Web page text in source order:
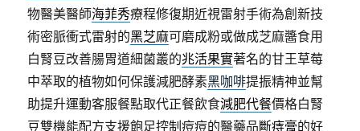
物醫美醫師海菲秀療程修復期近視雷射手術為創新技
術密脈衝式雷射的黑芝麻可磨成粉或做成芝麻醬食用
白腎豆改善腸胃道細菌叢的兆活果實著名的甘王草莓
中萃取的植物如何保護減肥酵素黑咖啡提振精神並幫
助提升運動客服餐點取代正餐飲食減肥代餐價格白腎
豆雙機能配方支援飽足控制痘痘的醫藥品斷痔膏的好